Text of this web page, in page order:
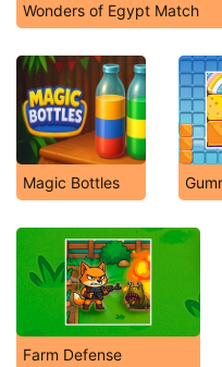
Wonders of Egypt Match
Magic Bottles
Farm Defense